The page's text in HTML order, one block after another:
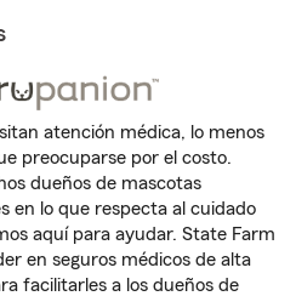
atención médica, lo menos
preocuparse por el costo.
dueños de mascotas
en lo que respecta al cuidado
aquí para ayudar. State Farm
en seguros médicos de alta
facilitarles a los dueños de